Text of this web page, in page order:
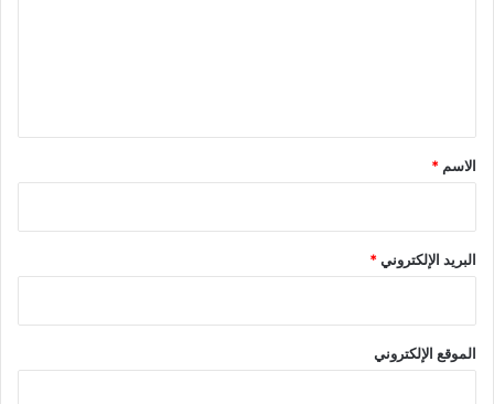
*
الاسم *
البريد الإلكتروني*
الموقع الإلكتروني